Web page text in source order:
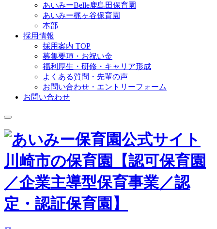
あいみーBelle鹿島田保育園
あいみー梶ヶ谷保育園
本部
採用情報
採用案内 TOP
募集要項・お祝い金
福利厚生・研修・キャリア形成
よくある質問・先輩の声
お問い合わせ・エントリーフォーム
お問い合わせ